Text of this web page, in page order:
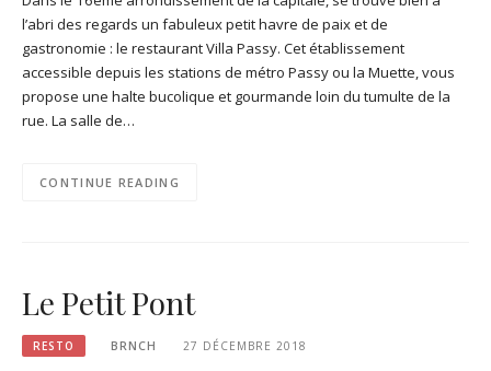
l’abri des regards un fabuleux petit havre de paix et de
gastronomie : le restaurant Villa Passy. Cet établissement
accessible depuis les stations de métro Passy ou la Muette, vous
propose une halte bucolique et gourmande loin du tumulte de la
rue. La salle de…
CONTINUE READING
Le Petit Pont
RESTO BRNCH 27 DÉCEMBRE 2018